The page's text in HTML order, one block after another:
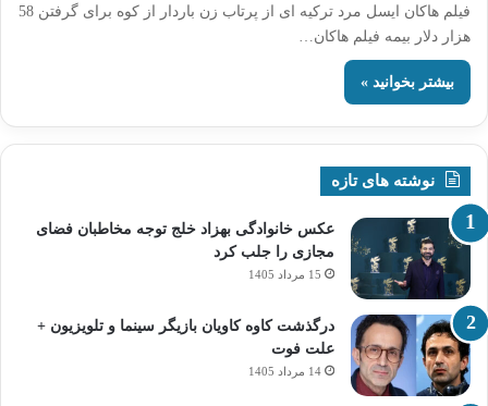
فیلم هاکان ایسل مرد ترکیه ای از پرتاب زن باردار از کوه برای گرفتن 58
هزار دلار بیمه فیلم هاکان…
بیشتر بخوانید »
نوشته های تازه
عکس خانوادگی بهزاد خلج توجه مخاطبان فضای
مجازی را جلب کرد
15 مرداد 1405
درگذشت کاوه کاویان بازیگر سینما و تلویزیون +
علت فوت
14 مرداد 1405